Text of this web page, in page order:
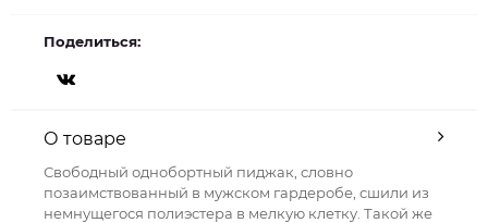
Поделиться:
О товаре
Свободный однобортный пиджак, словно
позаимствованный в мужском гардеробе, сшили из
немнущегося полиэстера в мелкую клетку. Такой же